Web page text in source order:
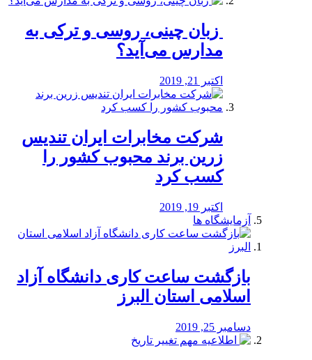
️ زبان چینی، روسی و ترکی به
مدارس می‌آید؟
اکتبر 21, 2019
شرکت مخابرات ایران تندیس
زرین برند محبوب کشور را
کسب کرد
اکتبر 19, 2019
آزمایشگاه ها
بازگشت ساعت کاری دانشگاه آزاد
اسلامی استان البرز
دسامبر 25, 2019